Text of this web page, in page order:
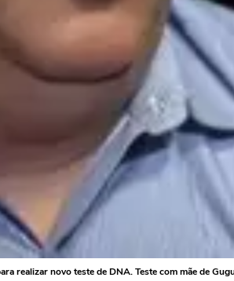
realizar novo teste de DNA. Teste com mãe de